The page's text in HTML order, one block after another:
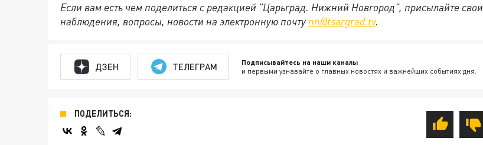
Если вам есть чем поделиться с редакцией "Царьград. Нижний Новгород", присылайте свои
наблюдения, вопросы, новости на электронную почту nn@tsargrad.tv.
ДЗЕН ТЕЛЕГРАМ Подписывайтесь на наши каналы
и первыми узнавайте о главных новостях и важнейших событиях дня.
ПОДЕЛИТЬСЯ: